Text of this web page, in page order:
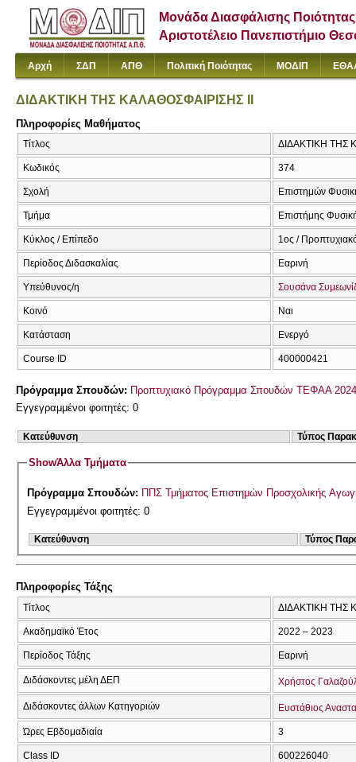
Μονάδα Διασφάλισης Ποιότητας
Αριστοτέλειο Πανεπιστήμιο
Αρχή ΣΔΠ ΑΠΘ Πολιτική Ποιότητας ΜΟΔΙΠ
ΔΙΔΑΚΤΙΚΗ ΤΗΣ ΚΑΛΑΘΟΣΦΑΙΡΙΣΗΣ ΙΙ
Πληροφορίες Μαθήματος
Τίτλος ΔΙΔΑΚΤΙΚΗ ΤΗΣ
Κωδικός 374
Σχολή Επιστημών
Τμήμα Επιστήμης
Κύκλος / Επίπεδο 1ος /
Περίοδος Διδασκαλίας Εαρινή
Υπεύθυνος/η Σουσάνα
Κοινό Ναι
Κατάσταση Ενεργό
Course ID 400000421
Πρόγραμμα Σπουδών: Προπτυχιακό Πρόγραμμα Σπουδών ΤΕΦΑΑ
Εγγεγραμμένοι φοιτητές: 0
Κατεύθυνση Τύπος
ShowΆλλα Τμήματα
Πρόγραμμα Σπουδών: ΠΠΣ Τμήματος Επιστημών Προσχολικής
Εγγεγραμμένοι φοιτητές: 0
Κατεύθυνση Τύπος
Πληροφορίες Τάξης
Τίτλος ΔΙΔΑΚΤΙΚΗ ΤΗΣ
Ακαδημαϊκό Έτος 2022 – 2023
Περίοδος Τάξης Εαρινή
Διδάσκοντες μέλη ΔΕΠ Χρήστος
Διδάσκοντες άλλων Κατηγοριών Ευστάθιος
Ώρες Εβδομαδιαία 3
Class ID 600226040